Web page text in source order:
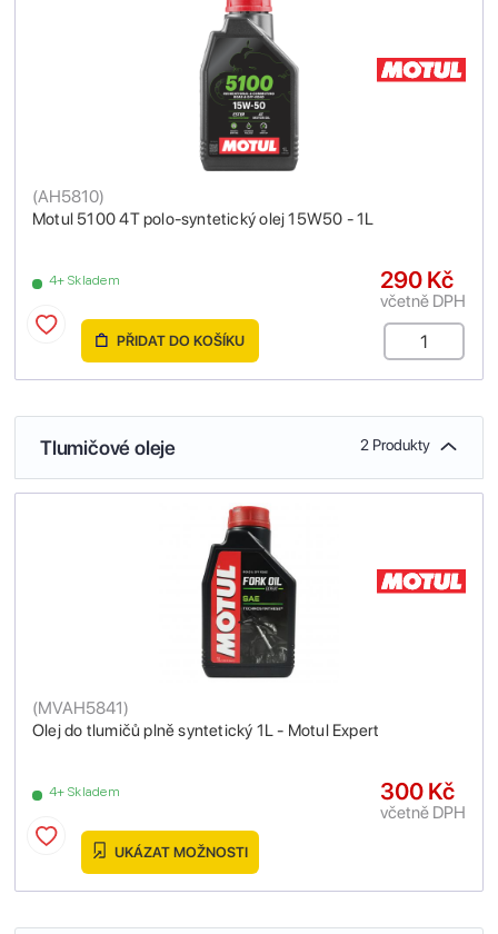
Motul 5100 4T polo-syntetický olej 15W50 - 1L
(AH5810)
4+ Skladem 290 Kč
včetně DPH
PŘIDAT DO KOŠÍKU
Tlumičové oleje 2 Produkty
Olej do tlumičů plně syntetický 1L - Motul Expert
(MVAH5841)
4+ Skladem 300 Kč
včetně DPH
UKÁZAT MOŽNOSTI